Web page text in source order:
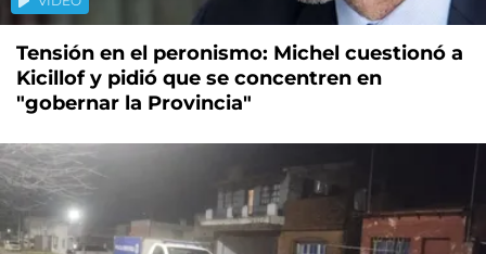
Tensión en el peronismo: Michel cuestionó a
Kicillof y pidió que se concentren en
"gobernar la Provincia"